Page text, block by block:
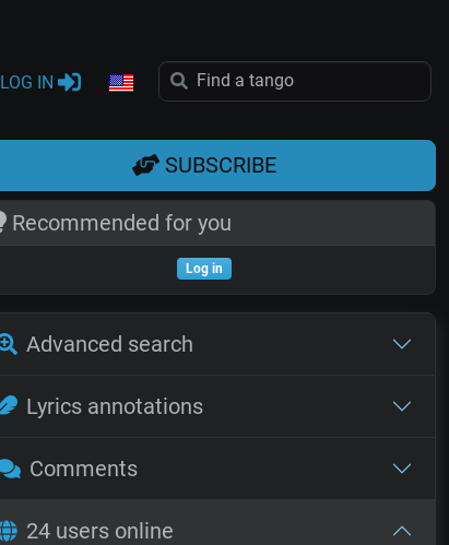
LOG IN
SUBSCRIBE
Recommended for you
Log in
Advanced search
Lyrics annotations
Comments
24 users online